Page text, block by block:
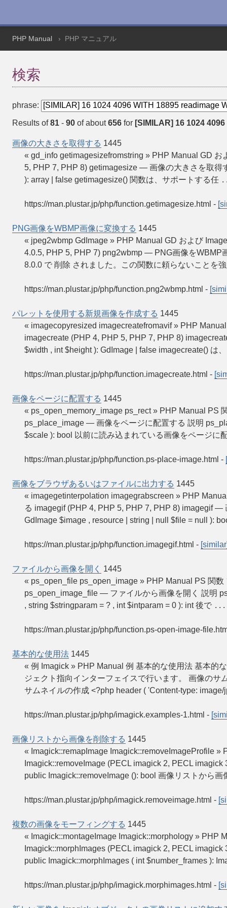
PHP Manual PHP マニュアル
検索
phrase:
Results of81 - 90 of about656 for [SIMILAR] 16 1024
画像の大きさを取得する 1445
« gd_info getimagesizefromstring » PHP Manual GD
5, PHP 7, PHP 8) getimagesize — 画像の大きさを取得
): array | false getimagesize() 関数は、サポートする任
https://man.plustar.jp/php/function.getimagesize.html -
PNG画像をWBMP画像に変換する 1445
« jpeg2wbmp GdImage » PHP Manual GD および
4.0.5, PHP 5, PHP 7) png2wbmp — PNG画像をWBMP
8.0.0 で 削除 されました。この関数に頼らないことを
https://man.plustar.jp/php/function.png2wbmp.html -
パレットを使用する新規画像を作成する 1445
« imagecopyresized imagecreatefromavif » PHP
imagecreate (PHP 4, PHP 5, PHP 7, PHP 8)
$width , int $height ): GdImage | false imagecreate() は
https://man.plustar.jp/php/function.imagecreate.html -
画像をページに配置する 1445
« ps_open_memory_image ps_rect » PHP Manual PS
ps_place_image — 画像をページに配置する 説明
$scale ): bool 以前に読み込まれている画像をページに
https://man.plustar.jp/php/function.ps-place-image.html -
画像をブラウザあるいはファイルに出力する 1445
« imagegetinterpolation imagegrabscreen » PHP
る imagegif (PHP 4, PHP 5, PHP 7, PHP 8) imagegif
GdImage $image , resource | string | null $file = null ):
https://man.plustar.jp/php/function.imagegif.html -
ファイルから画像を開く
1445
« ps_open_file ps_open_image » PHP Manual PS 関
ps_open_image_file — ファイルから画像を開く 説明
, string $stringparam = ? , int $intparam = 0 ): int 後で ...
https://man.plustar.jp/php/function.ps-open-image-
基本的な使用法 1445
« 例 Imagick » PHP Manual 例 基本的な使用法 基本的
ジェクト指向インターフェイスで行います。 画像の
サムネイルの作成 <?php header ( 'Content-type:
https://man.plustar.jp/php/imagick.examples-1.html -
画像リストから画像を削除する 1445
« Imagick::remapImage Imagick::removeImageProfile
Imagick::removeImage (PECL imagick 2, PECL
public Imagick::removeImage (): bool 画像リストから
https://man.plustar.jp/php/imagick.removeimage.html -
複数の画像をモーフィングする 1445
« Imagick::montageImage Imagick::morphology » PHP
Imagick::morphImages (PECL imagick 2, PECL
public Imagick::morphImages ( int $number_frames ):
https://man.plustar.jp/php/imagick.morphimages.html -